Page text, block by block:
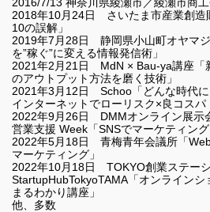
2018年10月24日 さいたま市産業創造
10の誤解」
2019年7月28日 静岡県小山町オヤマ
を”稼ぐ”に変える情報発信術」
2021年2月21日 MdN × Bau-ya講座「
のアウトプット方法を磨く技術」
2021年3月12日 Schoo「どんな時代
インターネットでローリスク×良コスパ
2022年9月26日 DMMオンライン展示
営業支援 Week「SNSでマーケティング
2022年5月18日 青梅青年会議所「
マーケティング」
2022年10月18日 TOKYO創業ステー
StartupHubTokyoTAMA「オンライン
まるわかり講座」
他、多数